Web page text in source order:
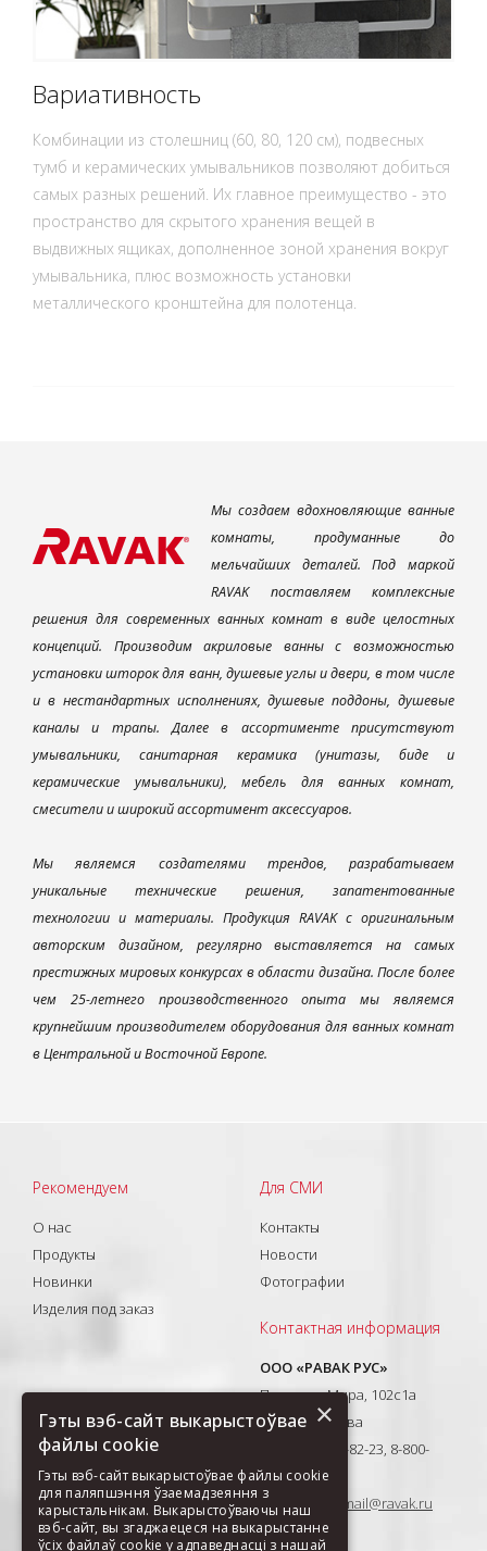
Вариативность
Комбинации из столешниц (60, 80, 120 см), подвесных
тумб и керамических умывальников позволяют добиться
самых разных решений. Их главное преимущество - это
пространство для скрытого хранения вещей в
выдвижных ящиках, дополненное зоной хранения вокруг
умывальника, плюс возможность установки
металлического кронштейна для полотенца.
Мы создаем вдохновляющие ванные
комнаты, продуманные до
мельчайших деталей. Под маркой
RAVAK поставляем комплексные
решения для современных ванных комнат в виде целостных
концепций. Производим акриловые ванны с возможностью
установки шторок для ванн, душевые углы и двери, в том числе
и в нестандартных исполнениях, душевые поддоны, душевые
каналы и трапы. Далее в ассортименте присутствуют
умывальники, санитарная керамика (унитазы, биде и
керамические умывальники), мебель для ванных комнат,
смесители и широкий ассортимент аксессуаров.
Мы являемся создателями трендов, разрабатываем
уникальные технические решения, запатентованные
технологии и материалы. Продукция RAVAK с оригинальным
авторским дизайном, регулярно выставляется на самых
престижных мировых конкурсах в области дизайна. После более
чем 25-летнего производственного опыта мы являемся
крупнейшим производителем оборудования для ванных комнат
в Центральной и Восточной Европе.
Рекомендуем
О нас
Продукты
Новинки
Изделия под заказ
Для СМИ
Контакты
Новости
Фотографии
Контактная информация
ООО «РАВАК РУС»
Проспект Мира, 102с1а
129626, Москва
T: +7(495) 710-82-23, 8-800-
333-41-51
E-mail:ravak-mail@ravak.ru
×
Гэты вэб-сайт выкарыстоўвае
файлы cookie
Гэты вэб-сайт выкарыстоўвае файлы cookie
для паляпшэння ўзаемадзеяння з
карыстальнікам. Выкарыстоўваючы наш
вэб-сайт, вы згаджаецеся на выкарыстанне
ўсіх файлаў cookie у адпаведнасці з нашай